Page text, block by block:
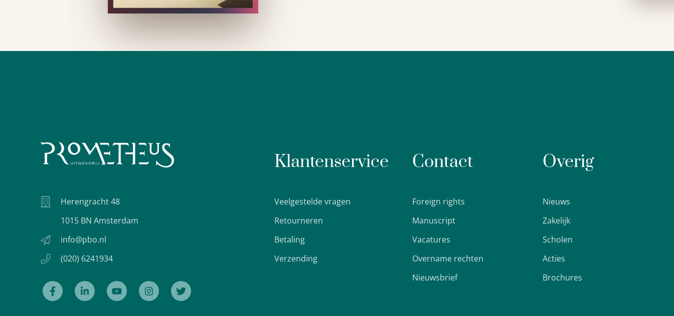
Herengracht 48
1015 BN Amsterdam
info@pbo.nl
(020) 6241934
Klantenservice
Veelgestelde vragen
Retourneren
Betaling
Verzending
Contact
Foreign rights
Manuscript
Vacatures
Overname rechten
Nieuwsbrief
Overig
Nieuws
Zakelijk
Scholen
Acties
Brochures